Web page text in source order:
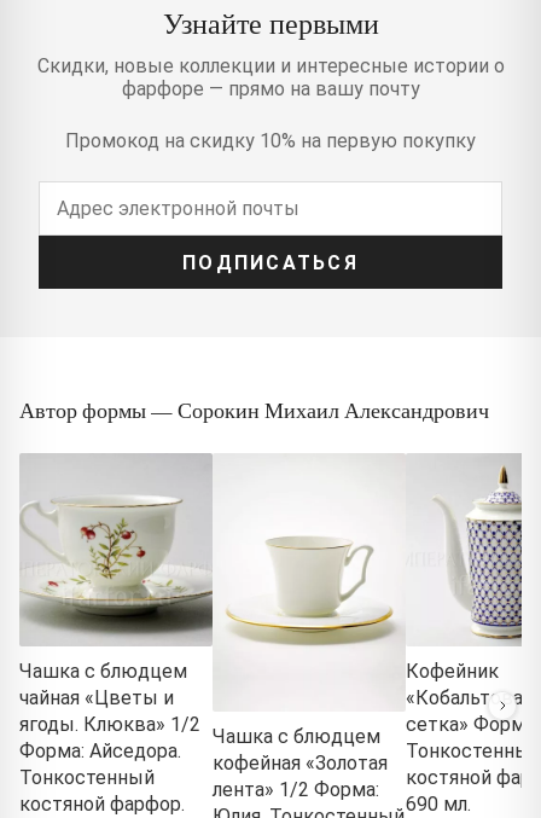
Узнайте первыми
Скидки, новые коллекции и интересные истории о
фарфоре — прямо на вашу почту
Промокод на скидку 10% на первую покупку
ПОДПИСАТЬСЯ
Автор формы — Сорокин Михаил Александрович
Чашка с блюдцем
чайная «Цветы и
ягоды. Клюква» 1/2
Форма: Айседора.
Тонкостенный
костяной фарфор.
Чашка с блюдцем
кофейная «Золотая
лента» 1/2 Форма:
Кофейник
«Кобальтовая
сетка»
Тонкостенный
костяной
690 мл.